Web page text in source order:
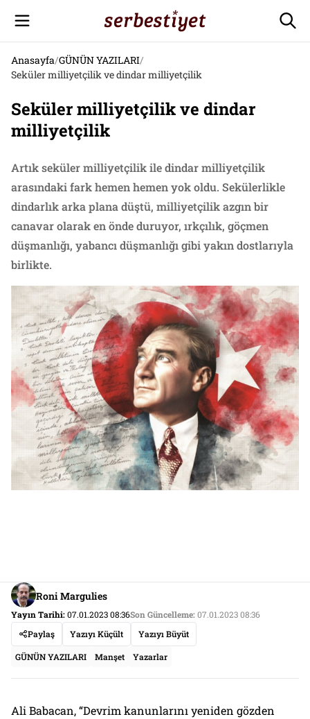
Anasayfa/GÜNÜN YAZILARI/
Seküler milliyetçilik ve dindar milliyetçilik
Seküler milliyetçilik ve dindar
milliyetçilik
Artık seküler milliyetçilik ile dindar milliyetçilik
arasındaki fark hemen hemen yok oldu. Sekülerlikle
dindarlık arka plana düştü, milliyetçilik azgın bir
canavar olarak en önde duruyor, ırkçılık, göçmen
düşmanlığı, yabancı düşmanlığı gibi yakın dostlarıyla
birlikte.
Roni Margulies
Yayın Tarihi:07.01.2023 08:36Son Güncelleme:07.01.2023 08:36
Paylaş
Yazıyı Küçült Yazıyı Büyüt
GÜNÜN YAZILARI Manşet Yazarlar
Ali Babacan, “Devrim kanunlarını yeniden gözden